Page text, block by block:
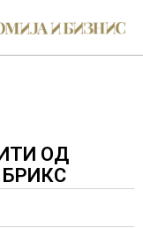
ОД
БРИКС